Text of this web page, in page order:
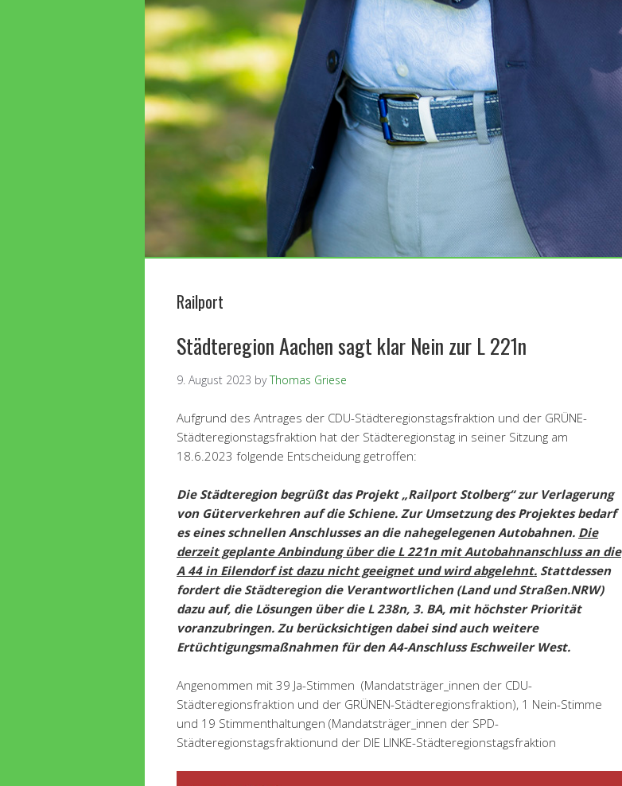
Railport
Städteregion Aachen sagt klar Nein zur L 221n
9. August 2023 byThomas Griese
Aufgrund des Antrages der CDU-Städteregionstagsfraktion und der GRÜNE-
Städteregionstagsfraktion hat der Städteregionstag in seiner Sitzung am
18.6.2023 folgende Entscheidung getroffen:
Die Städteregion begrüßt das Projekt „Railport Stolberg“ zur Verlagerung
von Güterverkehren auf die Schiene. Zur Umsetzung des Projektes bedarf
es eines schnellen Anschlusses an die nahegelegenen Autobahnen. Die
derzeit geplante Anbindung über die L 221n mit Autobahnanschluss an die
A 44 in Eilendorf ist dazu nicht geeignet und wird abgelehnt. Stattdessen
fordert die Städteregion die Verantwortlichen (Land und Straßen.NRW)
dazu auf, die Lösungen über die L 238n, 3. BA, mit höchster Priorität
voranzubringen. Zu berücksichtigen dabei sind auch weitere
Ertüchtigungsmaßnahmen für den A4-Anschluss Eschweiler West.
Angenommen mit 39 Ja-Stimmen (Mandatsträger_innen der CDU-
Städteregionsfraktion und der GRÜNEN-Städteregionsfraktion), 1 Nein-Stimme
und 19 Stimmenthaltungen (Mandatsträger_innen der SPD-
Städteregionstagsfraktionund der DIE LINKE-Städteregionstagsfraktion